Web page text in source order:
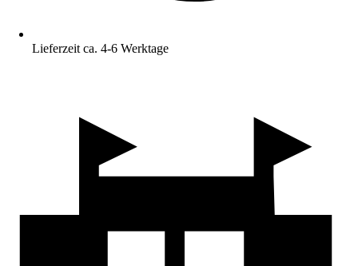
Lieferzeit ca. 4-6 Werktage